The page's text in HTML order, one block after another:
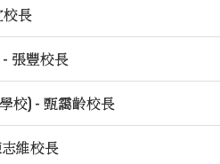
校長
張豐校長
校) - 甄靄齡校長
維校長